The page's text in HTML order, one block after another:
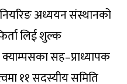
अध्ययन संस्थानको
लिई शुल्क
सह–प्राध्यापक
११ सदस्यीय समिति